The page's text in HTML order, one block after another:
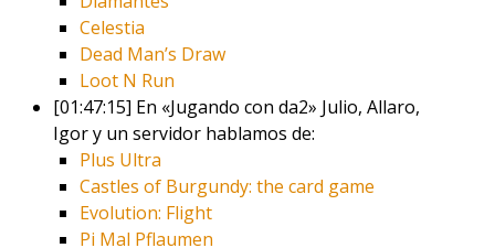
Celestia
Dead Man’s Draw
Loot N Run
[01:47:15] En «Jugando con da2» Julio, Allaro,
Igor y un servidor hablamos de:
Plus Ultra
Castles of Burgundy: the card game
Evolution: Flight
Pi Mal Pflaumen